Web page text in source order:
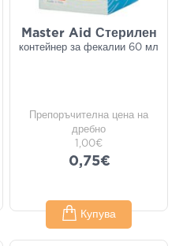
Master Aid Стерилен
контейнер за фекалии 60 мл
Препоръчителна цена на
дребно
1,00€
0,75€
Купува